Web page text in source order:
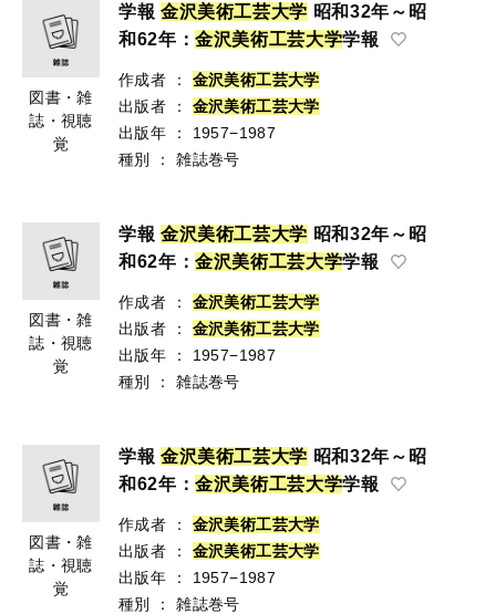
図書・雑
誌・視聴
覚
学報 金沢美術工芸大学 昭和32年～昭
和62年：金沢美術工芸大学学報
作成者 ： 金沢美術工芸大学
出版者
： 金沢美術工芸大学
出版年
：
1957−1987
種別
： 雑誌巻号
図書・雑
誌・視聴
覚
学報 金沢美術工芸大学 昭和32年～昭
和62年：金沢美術工芸大学学報
作成者 ： 金沢美術工芸大学
出版者
： 金沢美術工芸大学
出版年
：
1957−1987
種別
： 雑誌巻号
図書・雑
誌・視聴
覚
学報 金沢美術工芸大学 昭和32年～昭
和62年：金沢美術工芸大学学報
作成者 ： 金沢美術工芸大学
出版者
： 金沢美術工芸大学
出版年
：
1957−1987
種別
： 雑誌巻号